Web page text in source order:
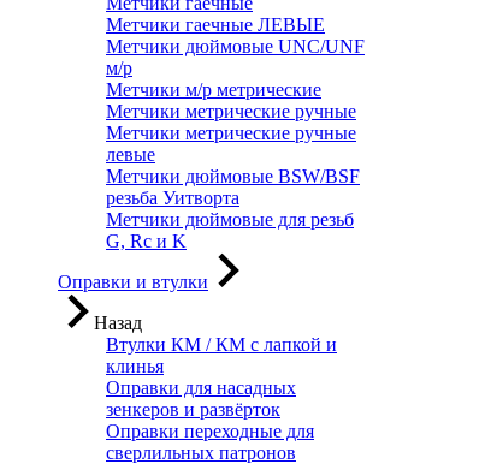
Метчики гаечные ЛЕВЫЕ
Метчики дюймовые UNC/UNF
м/р
Метчики м/р метрические
Метчики метрические ручные
Метчики метрические ручные
левые
Метчики дюймовые BSW/BSF
резьба Уитворта
Метчики дюймовые для резьб
G, Rc и K
Оправки и втулки
Назад
Втулки КМ / КМ с лапкой и
клинья
Оправки для насадных
зенкеров и развёрток
Оправки переходные для
сверлильных патронов